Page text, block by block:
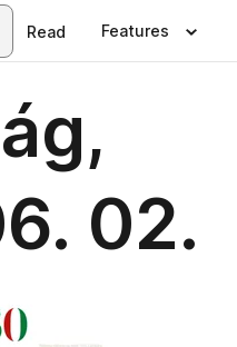
Read Features
02.